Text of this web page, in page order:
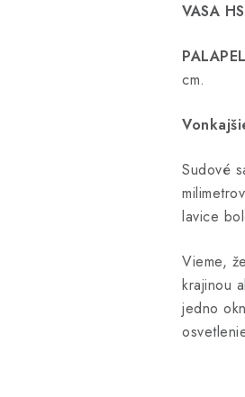
VASA
cm.
Sudové
lavice
Vieme,
krajinou
jedno